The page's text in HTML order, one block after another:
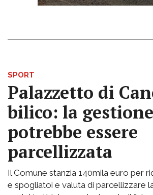
SPORT
Palazzetto di
bilico: la gestione
potrebbe essere
parcellizzata
Il Comune stanzia 140mila euro per
e spogliatoi e valuta di parcellizzare